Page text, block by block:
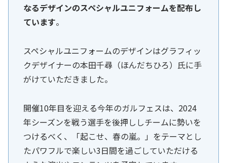
なるデザインのスペシャルユニフォームを配布し
ています。
スペシャルユニフォームのデザインはグラフィッ
クデザイナーの本田千尋（ほんだちひろ）氏に手
がけていただきました。
開催10年目を迎える今年のガルフェスは、2024
年シーズンを戦う選手を後押ししチームに勢いを
つけるべく、「起こせ、春の嵐。」をテーマとし
たパワフルで楽しい3日間を過ごしていただける